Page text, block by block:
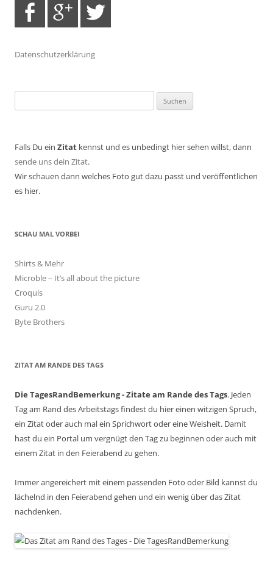
Datenschutzerklärung
nach:
Falls Du ein Zitat kennst und es unbedingt hier sehen willst, dann
sende uns dein Zitat.
Wir schauen dann welches Foto gut dazu passt und veröffentlichen
es hier.
SCHAU MAL VORBEI
Shirts & Mehr
Microble – It’s all about the picture
Croquis
Guru 2.0
Byte Brothers
ZITAT AM RANDE DES TAGS
Die TagesRandBemerkung - Zitate am Rande des Tags. Jeden
Tag am Rand des Arbeitstags findest du hier einen witzigen Spruch,
ein Zitat oder auch mal ein Sprichwort oder eine Weisheit. Damit
hast du ein Portal um vergnügt den Tag zu beginnen oder auch mit
einem Zitat in den Feierabend zu gehen.
Immer angereichert mit einem passenden Foto oder Bild kannst du
lächelnd in den Feierabend gehen und ein wenig über das Zitat
nachdenken.